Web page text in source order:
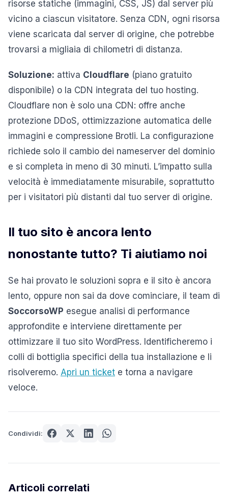
risorse statiche (immagini, CSS, JS) dal server più
vicino a ciascun visitatore. Senza CDN, ogni risorsa
viene scaricata dal server di origine, che potrebbe
trovarsi a migliaia di chilometri di distanza.
Soluzione: attiva Cloudflare (piano gratuito
disponibile) o la CDN integrata del tuo hosting.
Cloudflare non è solo una CDN: offre anche
protezione DDoS, ottimizzazione automatica delle
immagini e compressione Brotli. La configurazione
richiede solo il cambio dei nameserver del dominio
e si completa in meno di 30 minuti. L’impatto sulla
velocità è immediatamente misurabile, soprattutto
per i visitatori più distanti dal tuo server di origine.
Il tuo sito è ancora lento
nonostante tutto? Ti aiutiamo noi
Se hai provato le soluzioni sopra e il sito è ancora
lento, oppure non sai da dove cominciare, il team di
SoccorsoWP esegue analisi di performance
approfondite e interviene direttamente per
ottimizzare il tuo sito WordPress. Identificheremo i
colli di bottiglia specifici della tua installazione e li
risolveremo. Apri un ticket e torna a navigare
veloce.
Condividi:
Articoli correlati